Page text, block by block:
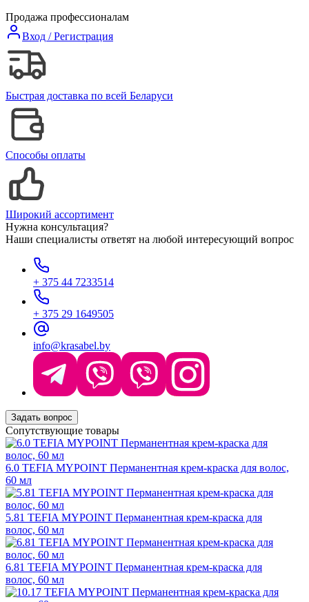
Продажа профессионалам
Вход / Регистрация
Быстрая доставка по всей Беларуси
Способы оплаты
Широкий ассортимент
Нужна консультация?
Наши специалисты ответят на любой интересующий вопрос
+ 375 44 7233514
+ 375 29 1649505
info@krasabel.by
Задать вопрос
Сопутствующие товары
6.0 TEFIA MYPOINT Перманентная крем-краска для волос,
60 мл
5.81 TEFIA MYPOINT Перманентная крем-краска для
волос, 60 мл
6.81 TEFIA MYPOINT Перманентная крем-краска для
волос, 60 мл